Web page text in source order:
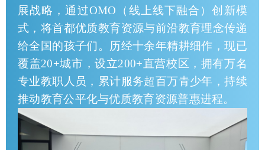
展战略，通过OMO（线上线下融合）创新模
式，将首都优质教育资源与前沿教育理念传递
给全国的孩子们。历经十余年精耕细作，现已
覆盖20+城市，设立200+直营校区，拥有万名
专业教职人员，累计服务超百万青少年，持续
推动教育公平化与优质教育资源普惠进程。